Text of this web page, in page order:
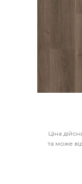
Ціна
та може